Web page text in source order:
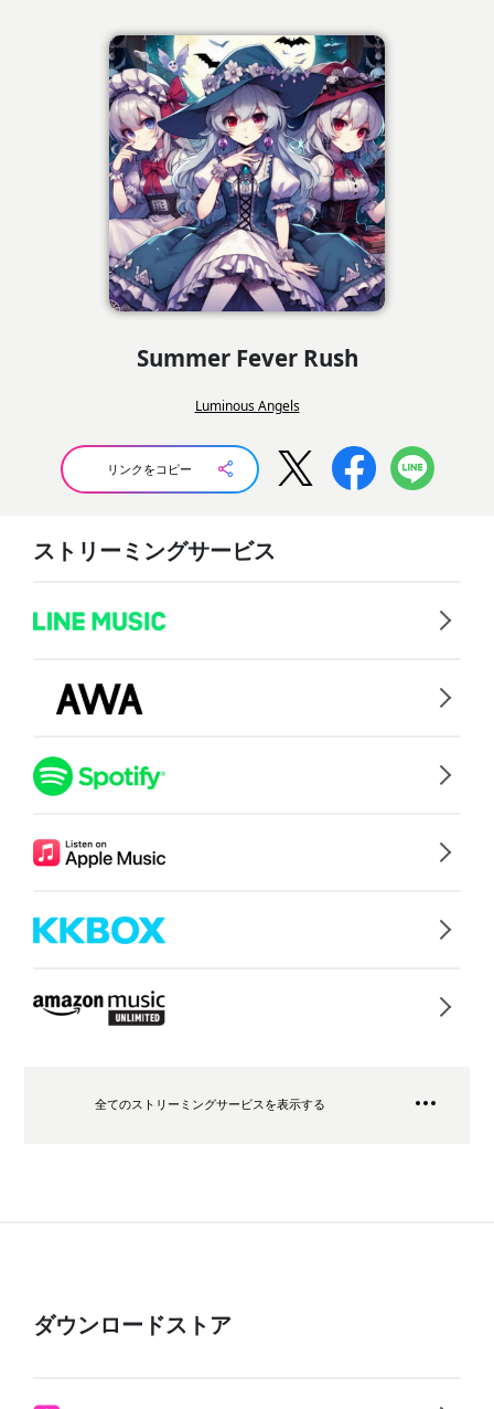
Summer Fever Rush
Luminous Angels
リンクをコピー
ストリーミングサービス
全てのストリーミングサービスを表示する
ダウンロードストア